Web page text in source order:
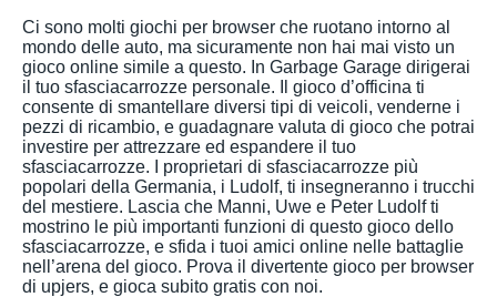
Ci sono molti giochi per browser che ruotano intorno al
mondo delle auto, ma sicuramente non hai mai visto un
gioco online simile a questo. In Garbage Garage dirigerai
il tuo sfasciacarrozze personale. Il gioco d’officina ti
consente di smantellare diversi tipi di veicoli, venderne i
pezzi di ricambio, e guadagnare valuta di gioco che potrai
investire per attrezzare ed espandere il tuo
sfasciacarrozze. I proprietari di sfasciacarrozze più
popolari della Germania, i Ludolf, ti insegneranno i trucchi
del mestiere. Lascia che Manni, Uwe e Peter Ludolf ti
mostrino le più importanti funzioni di questo gioco dello
sfasciacarrozze, e sfida i tuoi amici online nelle battaglie
nell’arena del gioco. Prova il divertente gioco per browser
di upjers, e gioca subito gratis con noi.